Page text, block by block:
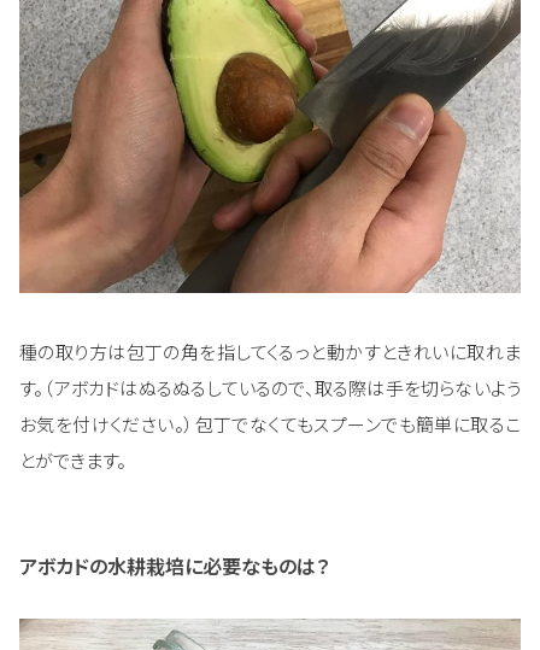
種の取り方は包丁の角を指してくるっと動かすときれいに取れま
す。（アボカドはぬるぬるしているので、取る際は手を切らないよう
お気を付けください。）包丁でなくてもスプーンでも簡単に取るこ
とができます。
アボカドの水耕栽培に必要なものは？